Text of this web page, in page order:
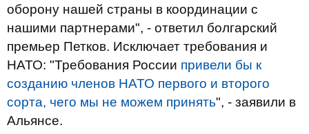
оборону нашей страны в координации с
нашими партнерами", - ответил болгарский
премьер Петков. Исключает требования и
НАТО: "Требования России привели бы к
созданию членов НАТО первого и второго
сорта, чего мы не можем принять", - заявили в
Альянсе.